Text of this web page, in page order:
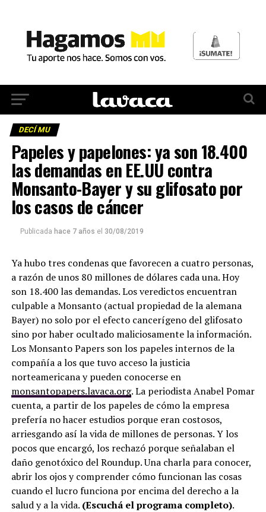
DECÍ MU
Papeles y papelones: ya son 18.400
las demandas en EE.UU contra
Monsanto-Bayer y su glifosato por
los casos de cáncer
Publicada hace 7 años el 30/08/2019
Ya hubo tres condenas que favorecen a cuatro personas,
a razón de unos 80 millones de dólares cada una. Hoy
son 18.400 las demandas. Los veredictos encuentran
culpable a Monsanto (actual propiedad de la alemana
Bayer) no solo por el efecto cancerígeno del glifosato
sino por haber ocultado maliciosamente la información.
Los Monsanto Papers son los papeles internos de la
compañía a los que tuvo acceso la justicia
norteamericana y pueden conocerse en
monsantopapers.lavaca.org. La periodista Anabel Pomar
cuenta, a partir de los papeles de cómo la empresa
prefería no hacer estudios porque eran costosos,
arriesgando así la vida de millones de personas. Y los
pocos que encargó, los rechazó porque señalaban el
daño genotóxico del Roundup. Una charla para conocer,
abrir los ojos y comprender cómo funcionan las cosas
cuando el lucro funciona por encima del derecho a la
salud y a la vida. (Escuchá el programa completo).